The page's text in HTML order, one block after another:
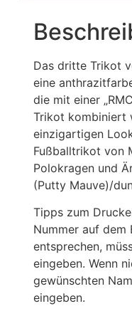
Das dritte Trikot
eine
die mit einer
Trikot kombiniert
einzigartigen
Fußballtrikot von
Polokragen und
(Putty Mauve)/
Tipps zum
Nummer auf dem
entsprechen,
eingeben. Wenn
gewünschten
eingeben.